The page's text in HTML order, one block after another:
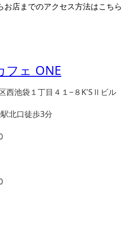
店までのアクセス方法はこちら
西池袋１丁目４１−８K'SⅡビル
北口徒歩3分